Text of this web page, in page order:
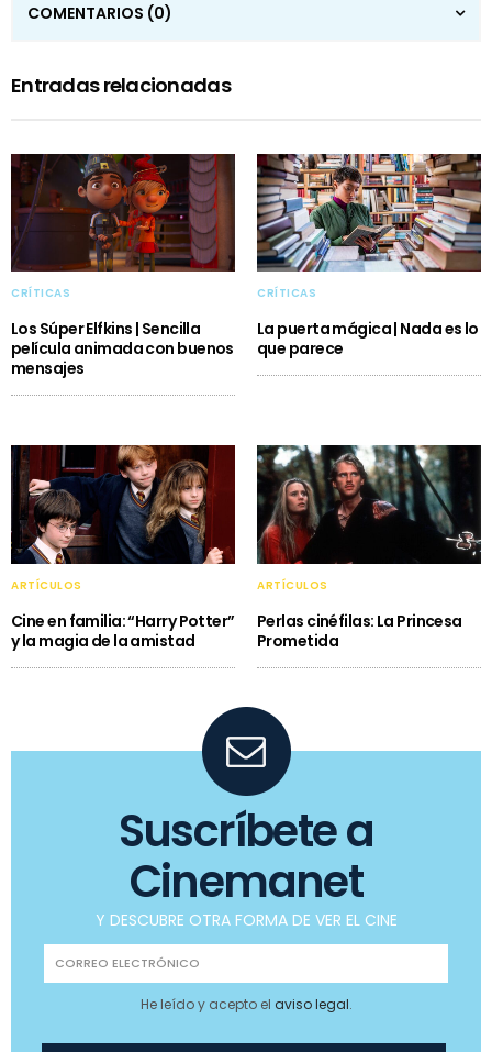
COMENTARIOS (0)
Entradas relacionadas
CRÍTICAS
Los Súper Elfkins | Sencilla
película animada con buenos
mensajes
CRÍTICAS
La puerta mágica | Nada es lo
que parece
ARTÍCULOS
Cine en familia: “Harry Potter”
y la magia de la amistad
ARTÍCULOS
Perlas cinéfilas: La Princesa
Prometida
Suscríbete a
Cinemanet
Y DESCUBRE OTRA FORMA DE VER EL CINE
He leído y acepto el aviso legal.